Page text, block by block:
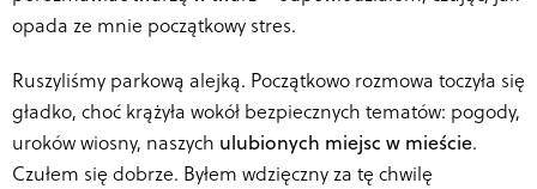
opada ze mnie początkowy stres.
Ruszyliśmy parkową alejką. Początkowo rozmowa toczyła się
gładko, choć krążyła wokół bezpiecznych tematów: pogody,
uroków wiosny, naszych ulubionych miejsc w mieście.
Czułem się dobrze. Byłem wdzięczny za tę chwilę